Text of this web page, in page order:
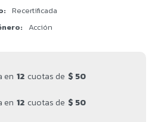
Recertificada
Acción
en 12 cuotas de $ 50
en 12 cuotas de $ 50